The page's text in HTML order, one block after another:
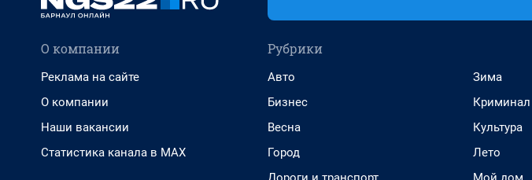
О компании
Реклама на сайте
О компании
Наши вакансии
Статистика канала в MAX
Рубрики
Авто
Бизнес
Весна
Город
Зима
Криминал
Культура
Лето